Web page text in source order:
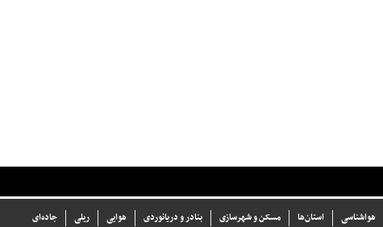
جاده‌ای ریلی هوایی بنادر و دریانوردی مسکن و شهرسازی استان‌ها
هواشناسی